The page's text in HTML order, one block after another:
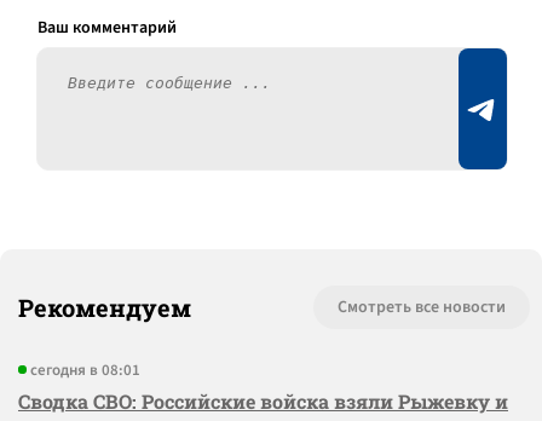
Рекомендуем Смотреть все новости
сегодня в 08:01
Сводка СВО: Российские войска взяли Рыжевку и